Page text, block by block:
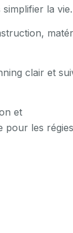
la vie.
clair et
et
pour les